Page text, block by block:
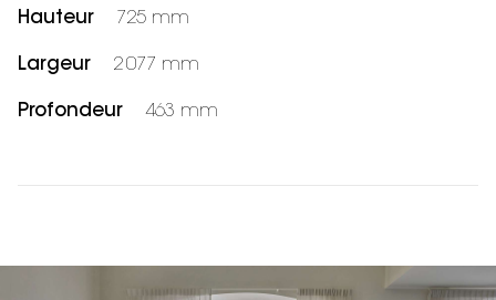
Hauteur 725 mm
Largeur 2 077 mm
Profondeur 463 mm